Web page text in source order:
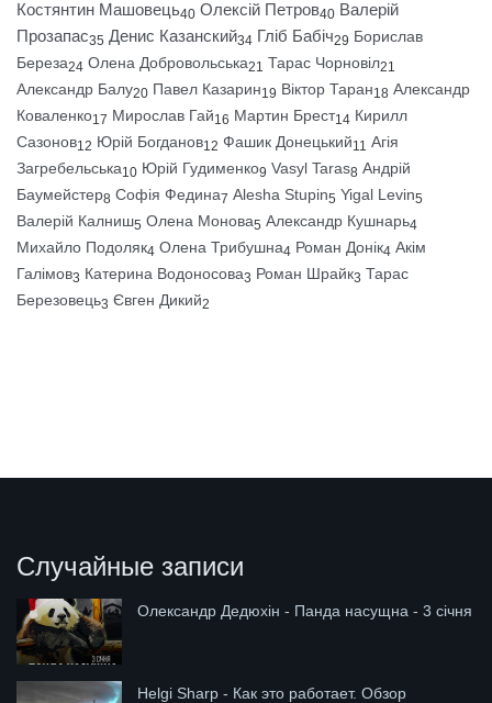
Костянтин Машовець40 Олексій Петров40 Валерій
Прозапас35 Денис Казанский34 Гліб Бабіч29 Борислав
Береза24 Олена Добровольська21 Тарас Чорновіл21
Александр Балу20 Павел Казарин19 Віктор Таран18 Александр
Коваленко17 Мирослав Гай16 Мартин Брест14 Кирилл
Сазонов12 Юрій Богданов12 Фашик Донецький11 Агія
Загребельська10 Юрій Гудименко9 Vasyl Taras8 Андрій
Баумейстер8 Софія Федина7 Alesha Stupin5 Yigal Levin5
Валерій Калниш5 Олена Монова5 Александр Кушнарь4
Михайло Подоляк4 Олена Трибушна4 Роман Донік4 Акім
Галімов3 Катерина Водоносова3 Роман Шрайк3 Тарас
Березовець3 Євген Дикий2
Случайные записи
Олександр Дедюхін - Панда насущна - 3 січня
Helgi Sharp - Как это работает. Обзор